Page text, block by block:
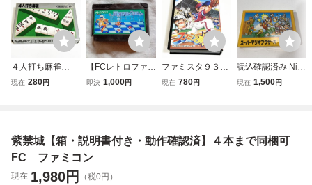
４人打ち麻雀
【箱・説明書付
現在 280円
【FCレトロファミ
コンソフト】ナム
認済 送料無料
箱、説明書無し
即決 1,000円
ファミスタ９３
【箱・説明書付
現在 780円
読込確認済み Nint
endo ファミコン
0624/小5613/080
現在 1,500円
紫禁城【箱・説明書付き・動作確認済】４本まで同梱可
FC ファミコン
現在 1,980円 （税0円）